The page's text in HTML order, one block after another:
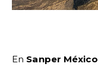
En Sanper México